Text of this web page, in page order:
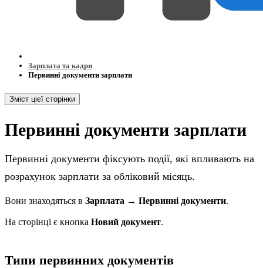
Зарплата та кадри
Первинні документи зарплати
Зміст цієї сторінки
Первинні документи зарплати
Первинні документи фіксують події, які впливають на
розрахунок зарплати за обліковий місяць.
Вони знаходяться в Зарплата → Первинні документи.
На сторінці є кнопка Новий документ.
Типи первинних документів